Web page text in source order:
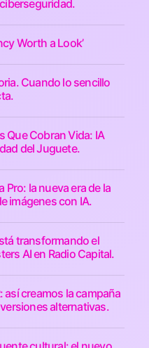
Worth a Look’
Cuando lo sencillo
Que Cobran Vida: IA
del Juguete.
Pro: la nueva era de la
imágenes con IA.
transformando el
AI en Radio Capital.
así creamos la campaña
alternativas.